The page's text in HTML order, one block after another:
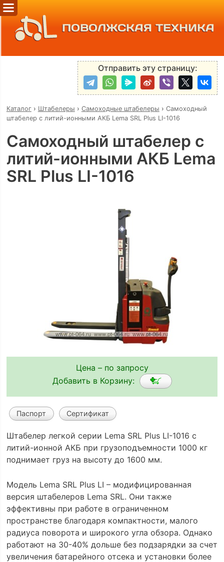
ПОВОЛЖСКАЯ ТЕХНИКА
Отправить эту страницу:
Каталог› Штабелеры › Самоходные штабелеры › Самоходный
штабелер с литий-ионными АКБ Lema SRL Plus LI-1016
Самоходный штабелер с
литий-ионными АКБ Lema
SRL Plus LI-1016
Цена – по запросу
Добавить в Корзину:
Паспорт Сертификат
Штабелер легкой серии Lema SRL Plus LI-1016 с
литий-ионной АКБ при грузоподъемности 1000 кг
поднимает груз на высоту до 1600 мм.
Модель Lema SRL Plus LI – модифицированная
версия штабелеров Lema SRL. Они также
эффективны при работе в ограниченном
пространстве благодаря компактности, малого
радиуса поворота и широкого угла обзора. Однако
работают на 30-40% дольше без подзарядки за счет
увеличения батарейного отсека и установки более